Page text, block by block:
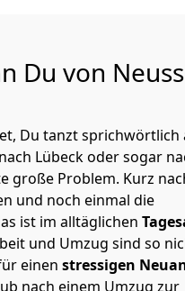
Du von
Du tanzt sprichwörtlich
Lübeck oder sogar
große Problem. Kurz
und noch einmal die
ist im alltäglichen
und Umzug sind so
einen stressigen
nach einem Umzug zur